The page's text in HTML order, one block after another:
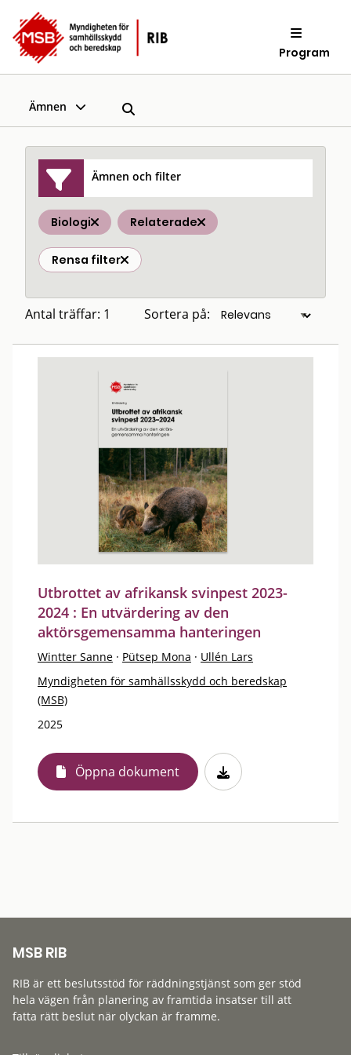
Program
Ämnen
Ämnen och filter
Biologi Relaterade
Rensa filter
Antal träffar: 1 Sortera på:
Utbrottet av afrikansk svinpest 2023-
2024 : En utvärdering av den
aktörsgemensamma hanteringen
Wintter Sanne · Pütsep Mona · Ullén Lars
Myndigheten för samhällsskydd och beredskap
(MSB)
2025
Öppna dokument
MSB RIB
RIB är ett beslutsstöd för räddningstjänst som ger stöd
hela vägen från planering av framtida insatser till att
fatta rätt beslut när olyckan är framme.